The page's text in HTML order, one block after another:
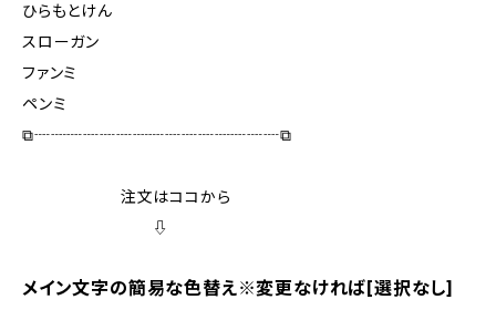
ひらもとけん
スローガン
ファンミ
ペンミ
⧉┈┈┈┈┈┈┈┈┈┈┈┈┈┈┈⧉
注文はココから
⇩
メイン文字の簡易な色替え※変更なければ[選択なし]